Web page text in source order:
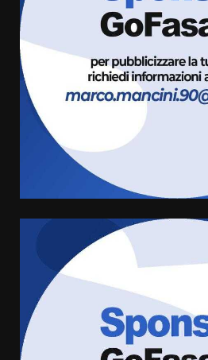
La Banda Città
ufficialmente
8 Agosto 2026
Savelletri in
grande
Santis
Sostenibile:
universitari del
giusta”
8 Agosto 2026
“I Contestatori:
Rivoluzione”:
appuntamento
Banda”